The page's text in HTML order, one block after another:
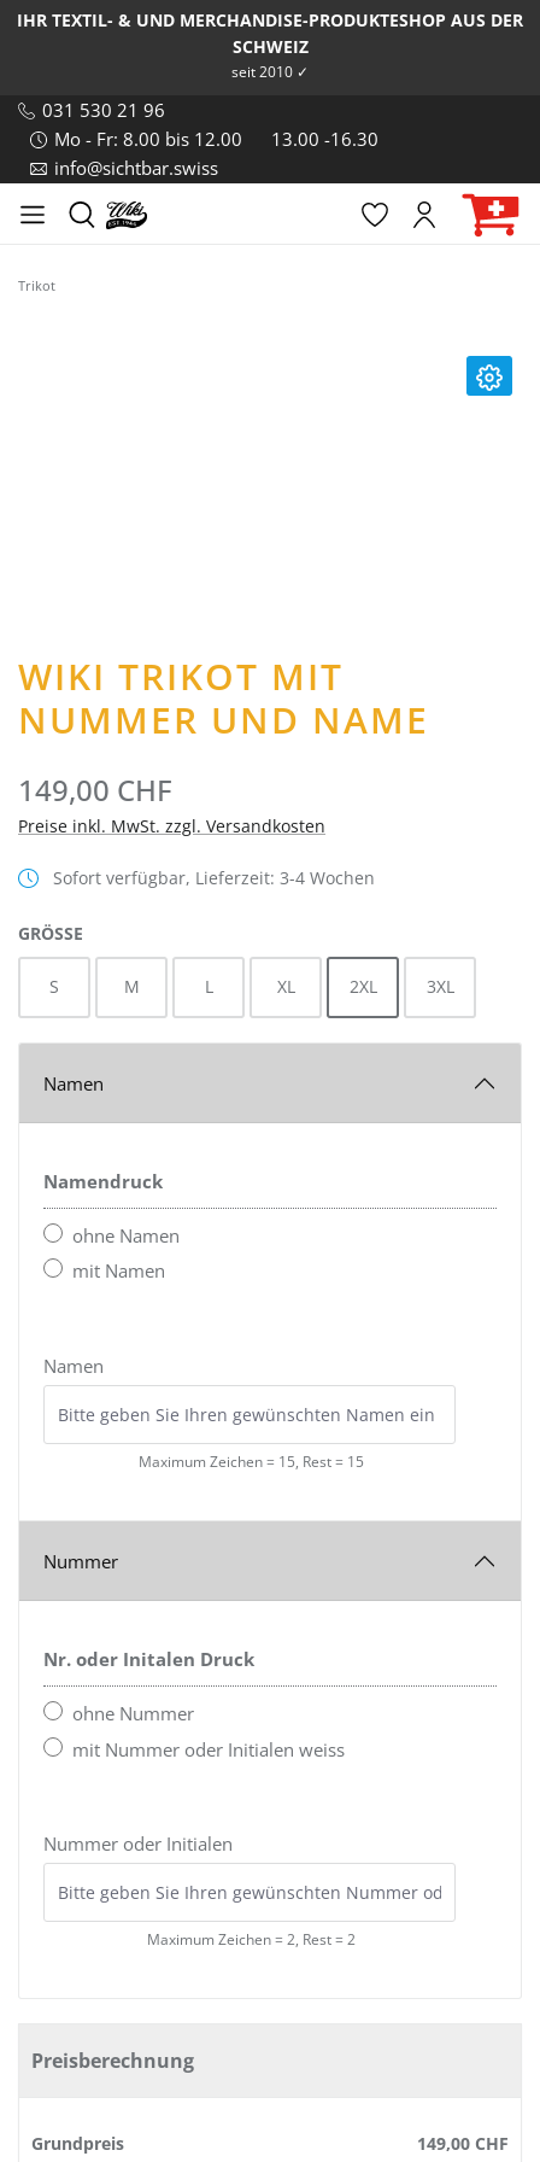
IHR TEXTIL- & UND MERCHANDISE-PRODUKTESHOP AUS DER
SCHWEIZ
seit 2010 ✓
031 530 21 96
Mo - Fr: 8.00 bis 12.00
13.00 -16.30
info@sichtbar.swiss
Trikot
WIKI TRIKOT MIT
NUMMER UND NAME
149,00 CHF
Preise inkl. MwSt. zzgl. Versandkosten
Sofort verfügbar, Lieferzeit: 3-4 Wochen
GRÖSSE
S M L XL 2XL 3XL
Namen
Namendruck
ohne Namen
mit Namen
Namen
Maximum Zeichen = 15, Rest = 15
Nummer
Nr. oder Initalen Druck
ohne Nummer
mit Nummer oder Initialen weiss
Nummer oder Initialen
Maximum Zeichen = 2, Rest = 2
Preisberechnung
Grundpreis 149,00 CHF